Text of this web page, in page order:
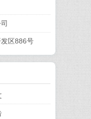
区886号